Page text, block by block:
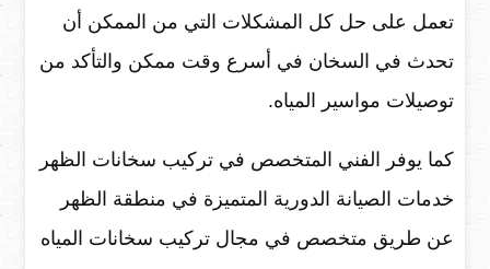
تعمل على حل كل المشكلات التي من الممكن أن
تحدث في السخان في أسرع وقت ممكن والتأكد من
توصيلات مواسير المياه.
كما يوفر الفني المتخصص في تركيب سخانات الظهر
خدمات الصيانة الدورية المتميزة في منطقة الظهر
عن طريق متخصص في مجال تركيب سخانات المياه